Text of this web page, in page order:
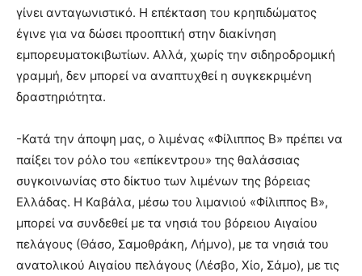
γίνει ανταγωνιστικό. Η επέκταση του κρηπιδώματος
έγινε για να δώσει προοπτική στην διακίνηση
εμπορευματοκιβωτίων. Αλλά, χωρίς την σιδηροδρομική
γραμμή, δεν μπορεί να αναπτυχθεί η συγκεκριμένη
δραστηριότητα.
-Κατά την άποψη μας, ο λιμένας «Φίλιππος Β» πρέπει να
παίξει τον ρόλο του «επίκεντρου» της θαλάσσιας
συγκοινωνίας στο δίκτυο των λιμένων της βόρειας
Ελλάδας. Η Καβάλα, μέσω του λιμανιού «Φίλιππος Β»,
μπορεί να συνδεθεί με τα νησιά του βόρειου Αιγαίου
πελάγους (Θάσο, Σαμοθράκη, Λήμνο), με τα νησιά του
ανατολικού Αιγαίου πελάγους (Λέσβο, Χίο, Σάμο), με τις